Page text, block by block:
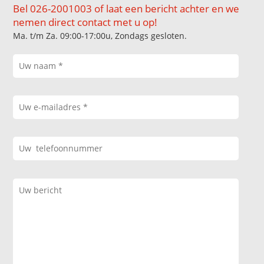
Bel 026-2001003 of laat een bericht achter en we
nemen direct contact met u op!
Ma. t/m Za. 09:00-17:00u, Zondags gesloten.